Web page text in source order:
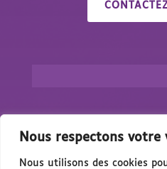
Nous respectons votre
Nous utilisons des cookies